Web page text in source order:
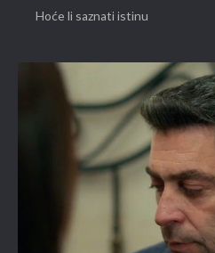
Hoće li saznati istinu